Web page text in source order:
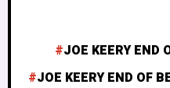
JOE KEERY END
JOE KEERY END OF